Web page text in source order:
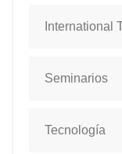
International
Seminarios
Tecnología